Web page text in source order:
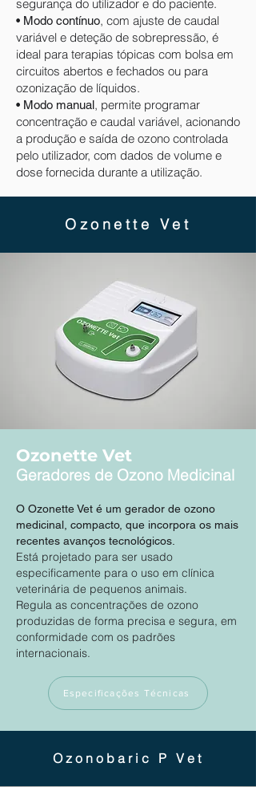
segurança do utilizador e do paciente.
• Modo contínuo, com ajuste de caudal
variável e deteção de sobrepressão, é
ideal para terapias tópicas com bolsa em
circuitos abertos e fechados ou para
ozonização de líquidos.
• Modo manual, permite programar
concentração e caudal variável, acionando
a produção e saída de ozono controlada
pelo utilizador, com dados de volume e
dose fornecida durante a utilização.
Ozonette Vet
Geradores de Ozono Medicinal
O Ozonette Vet é um gerador de ozono
medicinal, compacto, que incorpora os mais
recentes avanços tecnológicos.
Está projetado para ser usado
especificamente para o uso em clínica
veterinária de pequenos animais.
Regula as concentrações de ozono
produzidas de forma precisa e segura, em
conformidade com os padrões
internacionais.
Especificações Técnicas
Ozonette Vet
Ozonobaric P Vet